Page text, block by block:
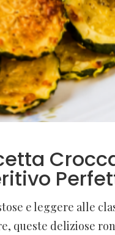
e leggere alle
queste deliziose